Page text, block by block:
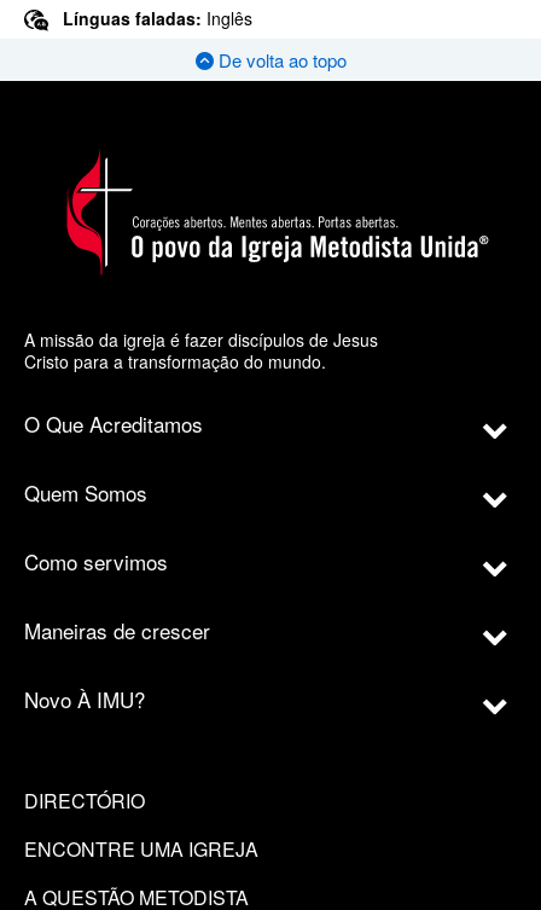
Línguas faladas: Inglês
De volta ao topo
A missão da igreja é fazer discípulos de Jesus
Cristo para a transformação do mundo.
O Que Acreditamos
Quem Somos
Como servimos
Maneiras de crescer
Novo À IMU?
DIRECTÓRIO
ENCONTRE UMA IGREJA
A QUESTÃO METODISTA